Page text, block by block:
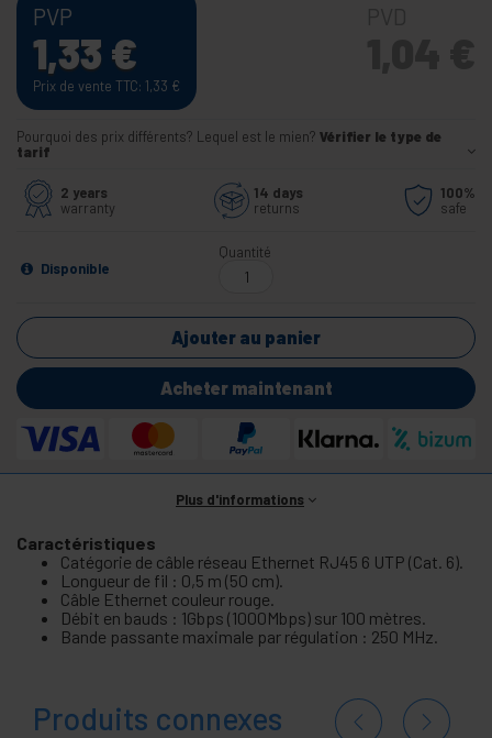
PVP
1,33 €
Prix de vente TTC: 1,33 €
Pourquoi des prix différents? Lequel est le mien? Vérifier le type de
tarif
2 years
warranty
14 days
returns
100%
safe
Disponible
Quantité
Ajouter au panier
Acheter maintenant
Plus d'informations
Caractéristiques
Catégorie de câble réseau Ethernet RJ45 6 UTP (Cat. 6).
Longueur de fil : 0,5 m (50 cm).
Câble Ethernet couleur rouge.
Débit en bauds : 1Gbps (1000Mbps) sur 100 mètres.
Bande passante maximale par régulation : 250 MHz.
Produits connexes